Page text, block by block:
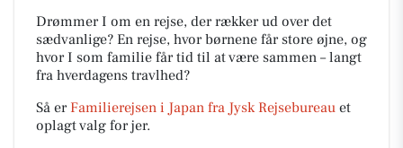
Drømmer I om en rejse, der rækker ud over det
sædvanlige? En rejse, hvor børnene får store øjne, og
hvor I som familie får tid til at være sammen – langt
fra hverdagens travlhed?
Så er Familierejsen i Japan fra Jysk Rejsebureau et
oplagt valg for jer.